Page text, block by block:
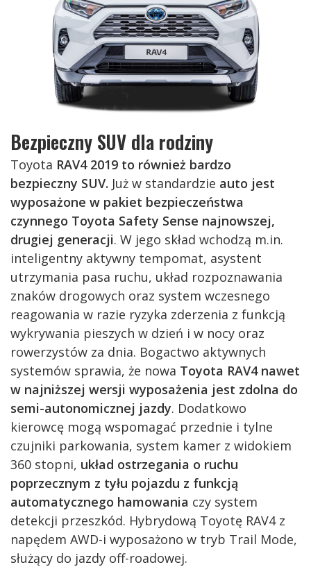
Bezpieczny SUV dla rodziny
Toyota RAV4 2019 to również bardzo
bezpieczny SUV. Już w standardzie auto jest
wyposażone w pakiet bezpieczeństwa
czynnego Toyota Safety Sense najnowszej,
drugiej generacji. W jego skład wchodzą m.in.
inteligentny aktywny tempomat, asystent
utrzymania pasa ruchu, układ rozpoznawania
znaków drogowych oraz system wczesnego
reagowania w razie ryzyka zderzenia z funkcją
wykrywania pieszych w dzień i w nocy oraz
rowerzystów za dnia. Bogactwo aktywnych
systemów sprawia, że nowa Toyota RAV4 nawet
w najniższej wersji wyposażenia jest zdolna do
semi-autonomicznej jazdy. Dodatkowo
kierowcę mogą wspomagać przednie i tylne
czujniki parkowania, system kamer z widokiem
360 stopni, układ ostrzegania o ruchu
poprzecznym z tyłu pojazdu z funkcją
automatycznego hamowania czy system
detekcji przeszkód. Hybrydową Toyotę RAV4 z
napędem AWD-i wyposażono w tryb Trail Mode,
służący do jazdy off-roadowej.